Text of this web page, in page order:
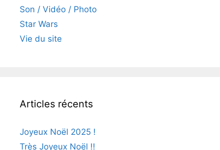
Son / Vidéo / Photo
Star Wars
Vie du site
Articles récents
Joyeux Noël 2025 !
Très Joyeux Noël !!